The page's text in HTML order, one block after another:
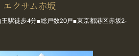
エクサム赤坂
駅徒歩4分■総戸数20戸■東京都港区赤坂2-